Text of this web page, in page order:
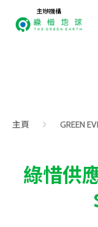
主辦機構
主頁 GREEN
綠惜供